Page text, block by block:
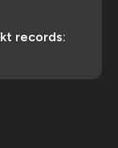
records: